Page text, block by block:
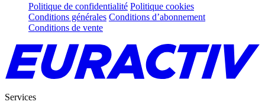
Politique de confidentialité Politique cookies
Conditions générales Conditions d’abonnement
Conditions de vente
Services